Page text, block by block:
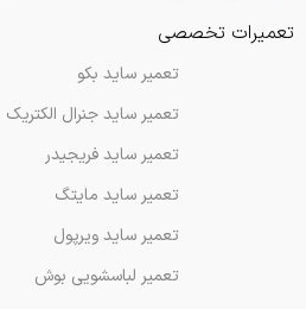
تعمیرات تخصصی
تعمیر ساید بکو
تعمیر ساید جنرال الکتریک
تعمیر ساید فریجیدر
تعمیر ساید مایتگ
تعمیر ساید ویرپول
تعمیر لباسشویی بوش